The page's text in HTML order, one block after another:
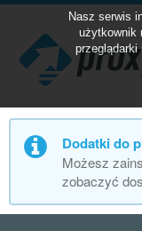
Dodatki do
Możesz
zobaczyć
Nasz serwis
użytkownik